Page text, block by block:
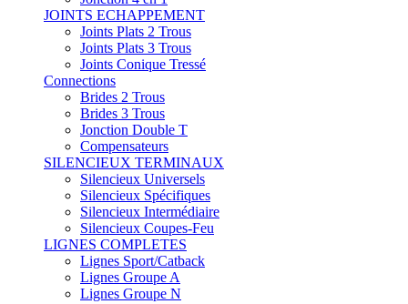
JOINTS ECHAPPEMENT
Joints Plats 2 Trous
Joints Plats 3 Trous
Joints Conique Tressé
Connections
Brides 2 Trous
Brides 3 Trous
Jonction Double T
Compensateurs
SILENCIEUX TERMINAUX
Silencieux Universels
Silencieux Spécifiques
Silencieux Intermédiaire
Silencieux Coupes-Feu
LIGNES COMPLETES
Lignes Sport/Catback
Lignes Groupe A
Lignes Groupe N